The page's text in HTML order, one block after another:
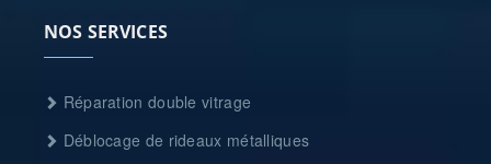
NOS SERVICES
Réparation double vitrage
Déblocage de rideaux métalliques